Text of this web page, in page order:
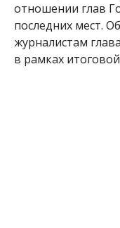
отношении глав
последних мест.
журналистам
в рамках